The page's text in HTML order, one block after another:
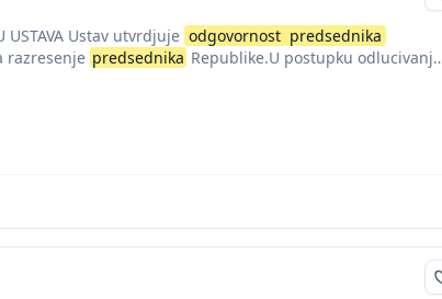
USTAVA Ustav utvrdjuje odgovornost predsednika
razresenje predsednika Republike.U postupku odlucivanja